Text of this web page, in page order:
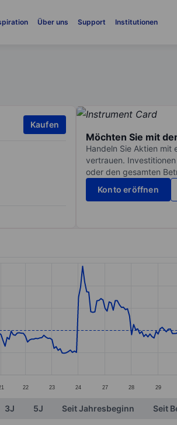
Über uns Support Institutionen
Kaufen
Möchten Sie mit
Handeln Sie Aktien mit
vertrauen.
oder den gesamten
Konto eröffnen
from 178.46 to 218.72.
22 23 24 27 28 29
3J 5J Seit Jahresbeginn Seit